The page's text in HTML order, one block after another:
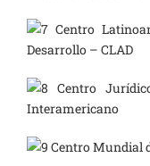
Centro
Desarrollo – CLAD
Centro
Interamericano
Centro Mundial